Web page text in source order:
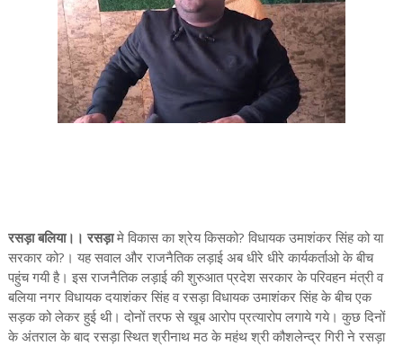
रसड़ा बलिया।। रसड़ामे विकास का श्रेय किसको? विधायक उमाशंकर सिंह को या
सरकार को?। यह सवाल और राजनैतिक लड़ाई अब धीरे धीरे कार्यकर्ताओ के बीच
पहुंच गयी है। इस राजनैतिक लड़ाई की शुरुआत प्रदेश सरकार के परिवहन मंत्री व
बलिया नगर विधायक दयाशंकर सिंह व रसड़ा विधायक उमाशंकर सिंह के बीच एक
सड़क को लेकर हुई थी। दोनों तरफ से खूब आरोप प्रत्यारोप लगाये गये। कुछ दिनों
के अंतराल के बाद रसड़ा स्थित श्रीनाथ मठ के महंथ श्री कौशलेन्द्र गिरी ने रसड़ा